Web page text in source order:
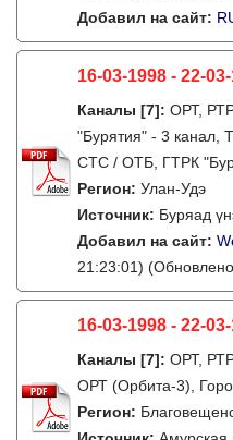
Добавил на сайт:
16-03-1998 - 22-
Каналы [7]: ОРТ,
"Бурятия" - 3 канал,
СТС / ОТБ, ГТРК
Регион: Улан-Удэ
Источник: Буряад
Добавил на сайт:
21:23:01)
16-03-1998 - 22-
Каналы [7]: ОРТ,
ОРТ (Орбита-3),
Регион: